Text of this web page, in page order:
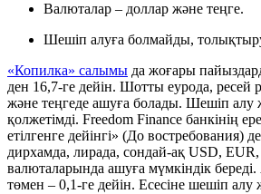
Валюталар – доллар және теңге.
Шешіп алуға болмайды,
«Копилка» салымы да жоғары
ден 16,7-ге дейін. Шотты еурода, ресей
және теңгеде ашуға болады. Шешіп алу
қолжетімді. Freedom Finance банкінің
етілгенге дейінгі» (До востребования)
дирхамда, лирада, сондай-ақ USD,
валюталарында ашуға мүмкіндік
төмен – 0,1-ге дейін. Есесіне шешіп